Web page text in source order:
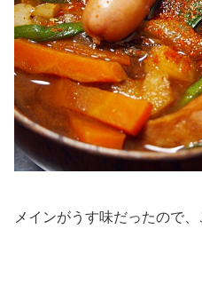
メインがうす味だったので、